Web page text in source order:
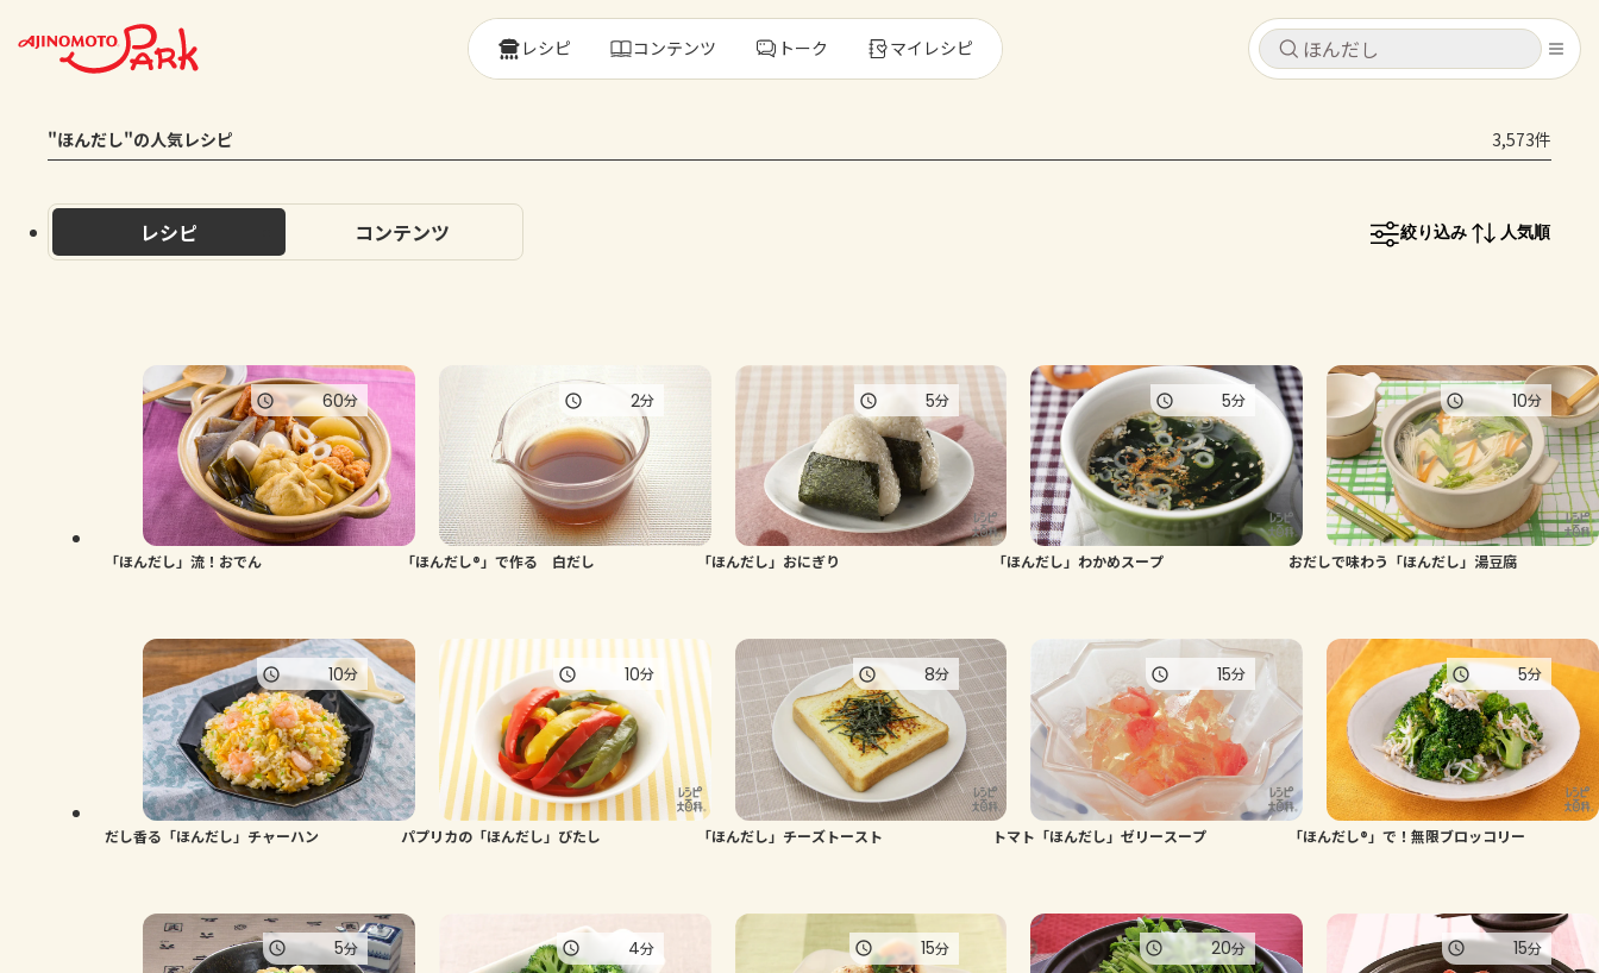
キャンセル
ログインするとレシピを保存できます
コンテンツ
レシピ
トーク
よくあるお問い合わせ
お買い物
AJINOMOTO PARK とは
キャンセル
レシピ コンテンツ
レシピ コンテンツ トーク マイレシピ
"ほんだし"の人気レシピ 3,573件
レシピ コンテンツ 絞り込み 人気順
「ほんだし」流！おでん
60分
「ほんだし®」で作る 白だし
2分
「ほんだし」おにぎり
5分
「ほんだし」わかめスープ
5分
おだしで味わう「ほんだし」湯豆腐
10分
だし香る「ほんだし」チャーハン
10分
パプリカの「ほんだし」びたし
10分
「ほんだし」チーズトースト
8分
トマト「ほんだし」ゼリースープ
15分
「ほんだし®」で！無限ブロッコリー
5分
5分 4分 15分 20分 15分